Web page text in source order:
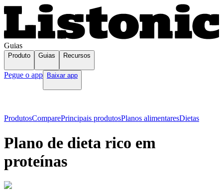
Guias
Produto Guias Recursos
Pegue o app Baixar app
ProdutosComparePrincipais produtosPlanos alimentaresDietas
Plano de dieta rico em
proteínas